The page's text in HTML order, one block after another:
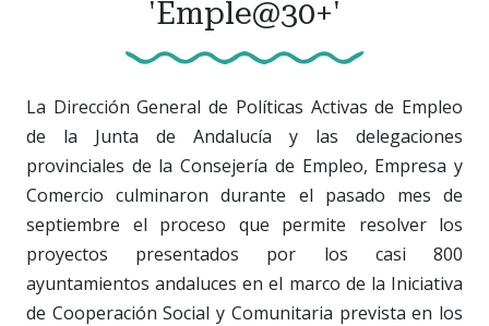
'Emple@30+'
La Dirección General de Políticas Activas de Empleo
de la Junta de Andalucía y las delegaciones
provinciales de la Consejería de Empleo, Empresa y
Comercio culminaron durante el pasado mes de
septiembre el proceso que permite resolver los
proyectos presentados por los casi 800
ayuntamientos andaluces en el marco de la Iniciativa
de Cooperación Social y Comunitaria prevista en los